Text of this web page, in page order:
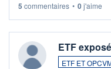
5 commentaires • 0j'aime
ETF
ETF ET